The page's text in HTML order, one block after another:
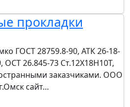
прокладки
ГОСТ 28759.8-90, АТК 26-18-
ОСТ 26.845-73 Ст.12Х18Н10Т,
заказчиками. ООО
сайт…